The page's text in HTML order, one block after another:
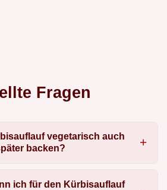
Fragen
vegetarisch auch
backen?
ich für den Kürbisauflauf